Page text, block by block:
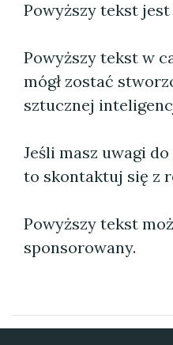
Powyższy tekst
Powyższy tekst w
mógł zostać
sztucznej
Jeśli masz uwagi
to skontaktuj się z
Powyższy tekst
sponsorowany.